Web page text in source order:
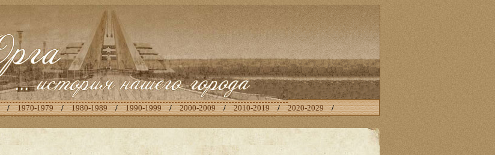
/ 1970-1979 / 1980-1989 / 1990-1999 / 2000-2009 / 2010-2019 / 2020-2029 /